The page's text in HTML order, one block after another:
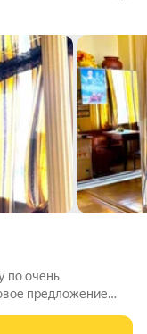
по очень
предложение
для жизни, в